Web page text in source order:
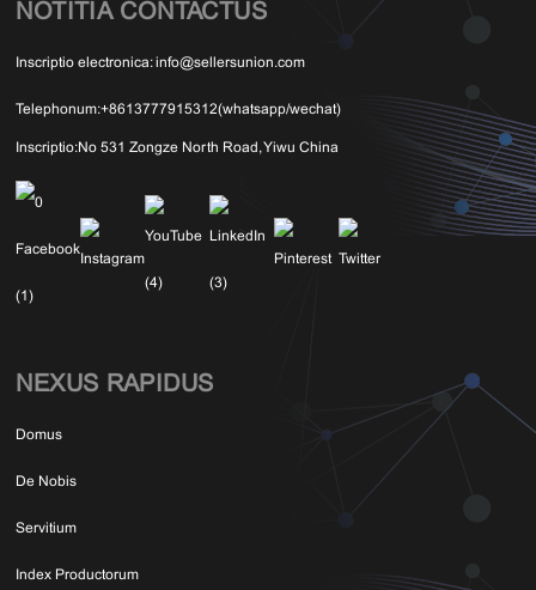
NOTITIA CONTACTUS
Inscriptio electronica: info@sellersunion.com
Telephonum:+8613777915312(whatsapp/wechat)
Inscriptio:No 531 Zongze North Road, Yiwu China
NEXUS RAPIDUS
Domus
De Nobis
Servitium
Index Productorum